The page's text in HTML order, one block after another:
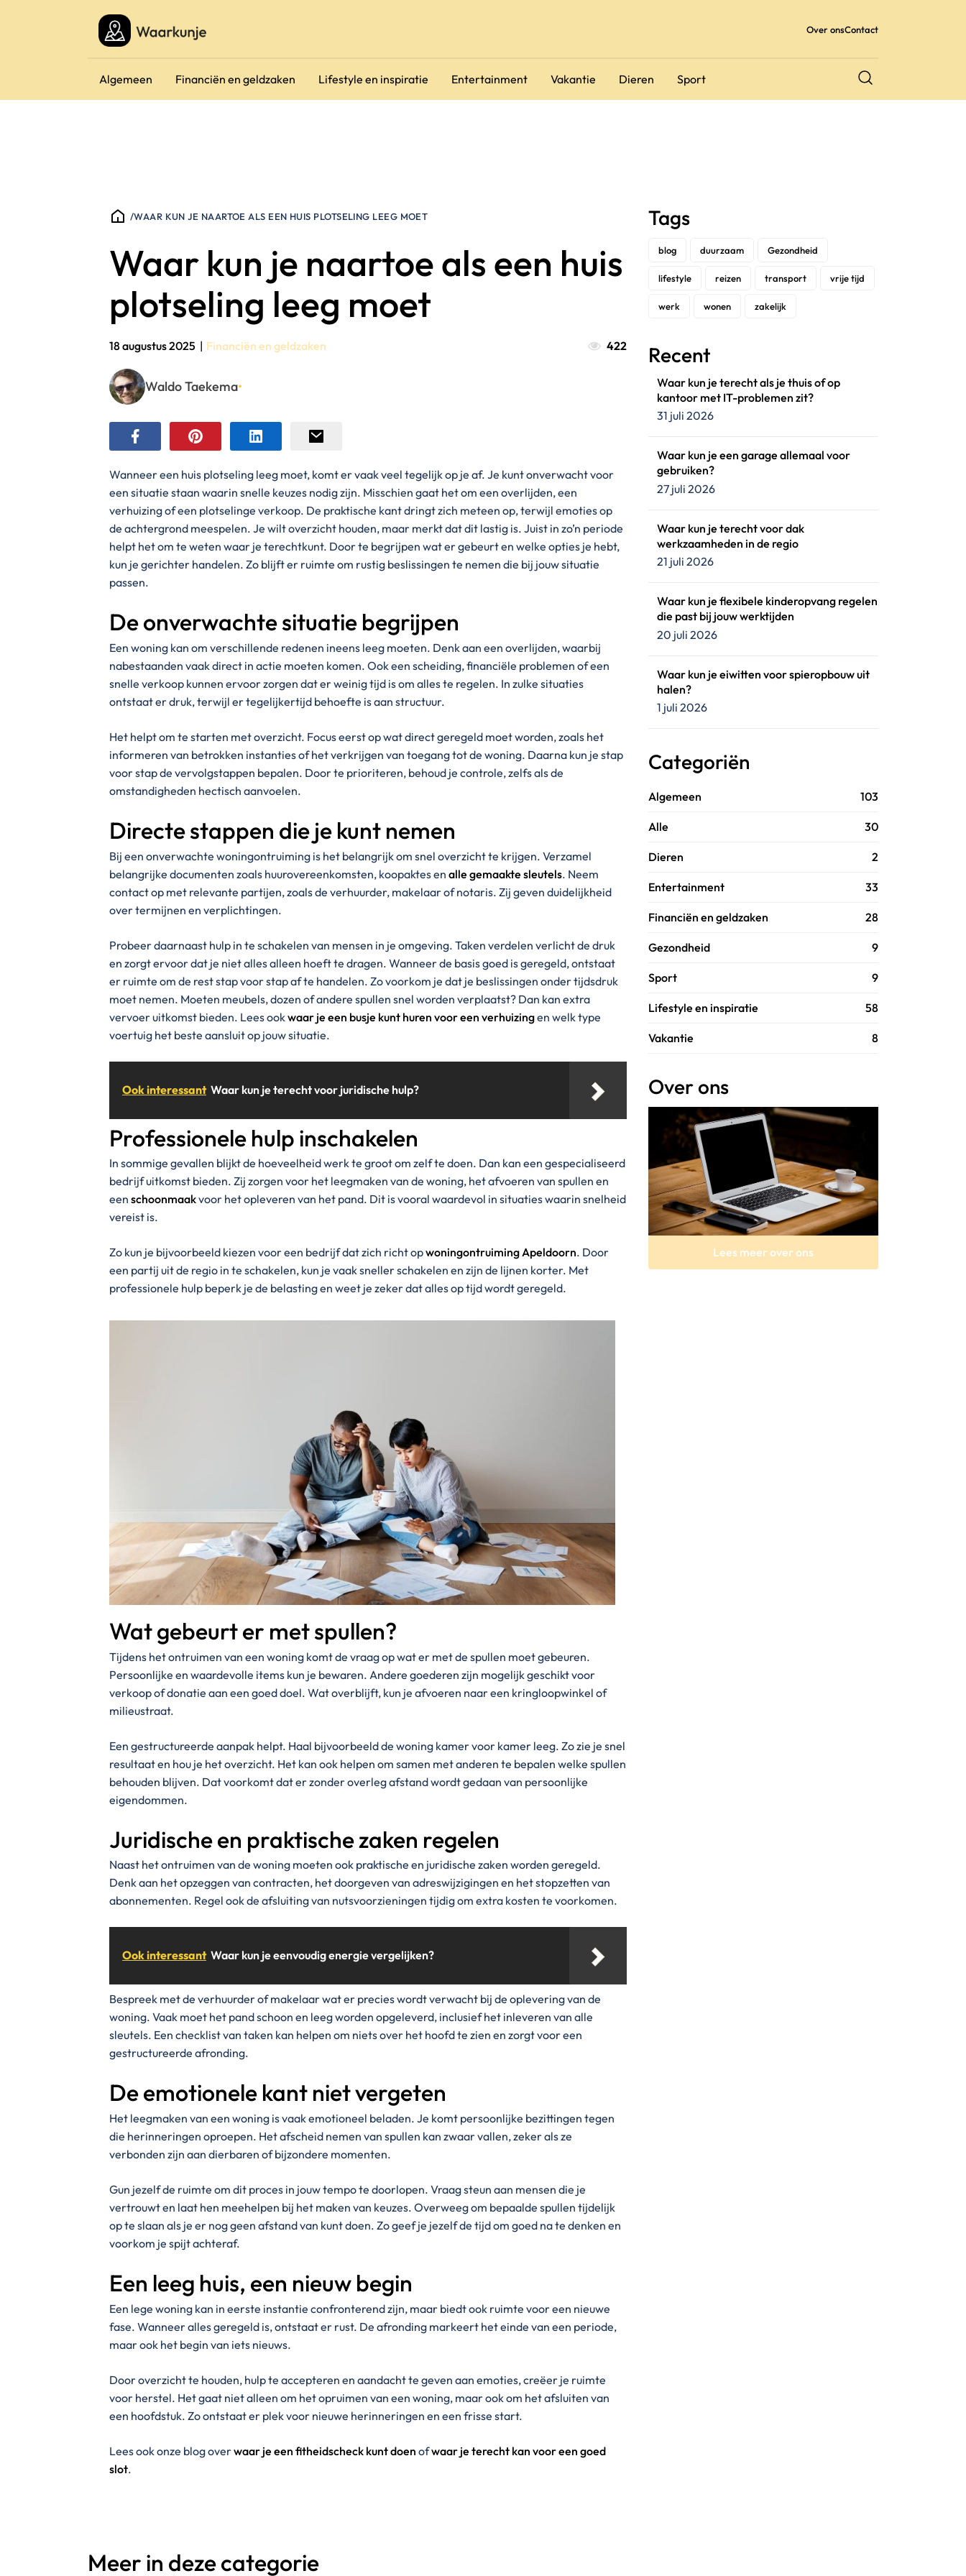
Over onsContact
Algemeen Financiën en geldzaken Lifestyle en inspiratie Entertainment Vakantie Dieren Sport
/WAAR KUN JE NAARTOE ALS EEN HUIS PLOTSELING LEEG MOET
Waar kun je naartoe als een huis
plotseling leeg moet
18 augustus 2025 | Financiën en geldzaken 422
Waldo Taekema•
Wanneer een huis plotseling leeg moet, komt er vaak veel tegelijk op je af. Je kunt onverwacht voor
een situatie staan waarin snelle keuzes nodig zijn. Misschien gaat het om een overlijden, een
verhuizing of een plotselinge verkoop. De praktische kant dringt zich meteen op, terwijl emoties op
de achtergrond meespelen. Je wilt overzicht houden, maar merkt dat dit lastig is. Juist in zo’n periode
helpt het om te weten waar je terechtkunt. Door te begrijpen wat er gebeurt en welke opties je hebt,
kun je gerichter handelen. Zo blijft er ruimte om rustig beslissingen te nemen die bij jouw situatie
passen.
De onverwachte situatie begrijpen
Een woning kan om verschillende redenen ineens leeg moeten. Denk aan een overlijden, waarbij
nabestaanden vaak direct in actie moeten komen. Ook een scheiding, financiële problemen of een
snelle verkoop kunnen ervoor zorgen dat er weinig tijd is om alles te regelen. In zulke situaties
ontstaat er druk, terwijl er tegelijkertijd behoefte is aan structuur.
Het helpt om te starten met overzicht. Focus eerst op wat direct geregeld moet worden, zoals het
informeren van betrokken instanties of het verkrijgen van toegang tot de woning. Daarna kun je stap
voor stap de vervolgstappen bepalen. Door te prioriteren, behoud je controle, zelfs als de
omstandigheden hectisch aanvoelen.
Directe stappen die je kunt nemen
Bij een onverwachte woningontruiming is het belangrijk om snel overzicht te krijgen. Verzamel
belangrijke documenten zoals huurovereenkomsten, koopaktes en alle gemaakte sleutels. Neem
contact op met relevante partijen, zoals de verhuurder, makelaar of notaris. Zij geven duidelijkheid
over termijnen en verplichtingen.
Probeer daarnaast hulp in te schakelen van mensen in je omgeving. Taken verdelen verlicht de druk
en zorgt ervoor dat je niet alles alleen hoeft te dragen. Wanneer de basis goed is geregeld, ontstaat
er ruimte om de rest stap voor stap af te handelen. Zo voorkom je dat je beslissingen onder tijdsdruk
moet nemen. Moeten meubels, dozen of andere spullen snel worden verplaatst? Dan kan extra
vervoer uitkomst bieden. Lees ookwaar je een busje kunt huren voor een verhuizingen welk type
voertuig het beste aansluit op jouw situatie.
Ook interessant Waar kun je terecht voor juridische hulp?
Professionele hulp inschakelen
In sommige gevallen blijkt de hoeveelheid werk te groot om zelf te doen. Dan kan een gespecialiseerd
bedrijf uitkomst bieden. Zij zorgen voor het leegmaken van de woning, het afvoeren van spullen en
een schoonmaakvoor het opleveren van het pand. Dit is vooral waardevol in situaties waarin snelheid
vereist is.
Zo kun je bijvoorbeeld kiezen voor een bedrijf dat zich richt opwoningontruiming Apeldoorn. Door
een partij uit de regio in te schakelen, kun je vaak sneller schakelen en zijn de lijnen korter. Met
professionele hulp beperk je de belasting en weet je zeker dat alles op tijd wordt geregeld.
Wat gebeurt er met spullen?
Tijdens het ontruimen van een woning komt de vraag op wat er met de spullen moet gebeuren.
Persoonlijke en waardevolle items kun je bewaren. Andere goederen zijn mogelijk geschikt voor
verkoop of donatie aan een goed doel. Wat overblijft, kun je afvoeren naar een kringloopwinkel of
milieustraat.
Een gestructureerde aanpak helpt. Haal bijvoorbeeld de woning kamer voor kamer leeg. Zo zie je snel
resultaat en hou je het overzicht. Het kan ook helpen om samen met anderen te bepalen welke spullen
behouden blijven. Dat voorkomt dat er zonder overleg afstand wordt gedaan van persoonlijke
eigendommen.
Juridische en praktische zaken regelen
Naast het ontruimen van de woning moeten ook praktische en juridische zaken worden geregeld.
Denk aan het opzeggen van contracten, het doorgeven van adreswijzigingen en het stopzetten van
abonnementen. Regel ook de afsluiting van nutsvoorzieningen tijdig om extra kosten te voorkomen.
Ook interessant Waar kun je eenvoudig energie vergelijken?
Bespreek met de verhuurder of makelaar wat er precies wordt verwacht bij de oplevering van de
woning. Vaak moet het pand schoon en leeg worden opgeleverd, inclusief het inleveren van alle
sleutels. Een checklist van taken kan helpen om niets over het hoofd te zien en zorgt voor een
gestructureerde afronding.
De emotionele kant niet vergeten
Het leegmaken van een woning is vaak emotioneel beladen. Je komt persoonlijke bezittingen tegen
die herinneringen oproepen. Het afscheid nemen van spullen kan zwaar vallen, zeker als ze
verbonden zijn aan dierbaren of bijzondere momenten.
Gun jezelf de ruimte om dit proces in jouw tempo te doorlopen. Vraag steun aan mensen die je
vertrouwt en laat hen meehelpen bij het maken van keuzes. Overweeg om bepaalde spullen tijdelijk
op te slaan als je er nog geen afstand van kunt doen. Zo geef je jezelf de tijd om goed na te denken en
voorkom je spijt achteraf.
Een leeg huis, een nieuw begin
Een lege woning kan in eerste instantie confronterend zijn, maar biedt ook ruimte voor een nieuwe
fase. Wanneer alles geregeld is, ontstaat er rust. De afronding markeert het einde van een periode,
maar ook het begin van iets nieuws.
Door overzicht te houden, hulp te accepteren en aandacht te geven aan emoties, creëer je ruimte
voor herstel. Het gaat niet alleen om het opruimen van een woning, maar ook om het afsluiten van
een hoofdstuk. Zo ontstaat er plek voor nieuwe herinneringen en een frisse start.
Lees ook onze blog overwaar je een fitheidscheck kunt doen ofwaar je terecht kan voor een goed
slot.
Tags
blog duurzaam Gezondheid
lifestyle reizen transport vrije tijd
werk wonen zakelijk
Recent
Waar kun je terecht als je thuis of op
kantoor met IT-problemen zit?
31 juli 2026
Waar kun je een garage allemaal voor
gebruiken?
27 juli 2026
Waar kun je terecht voor dak
werkzaamheden in de regio
21 juli 2026
Waar kun je flexibele kinderopvang regelen
die past bij jouw werktijden
20 juli 2026
Waar kun je eiwitten voor spieropbouw uit
halen?
1 juli 2026
Categoriën
Algemeen 103
Alle 30
Dieren 2
Entertainment 33
Financiën en geldzaken 28
Gezondheid 9
Sport 9
Lifestyle en inspiratie 58
Vakantie 8
Over ons
Lees meer over ons
Meer in deze categorie